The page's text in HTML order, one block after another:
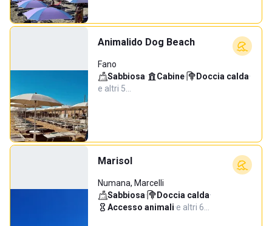
Animalido Dog Beach
Fano
Sabbiosa· Cabine· Doccia calda·
e altri 5…
Marisol
Numana, Marcelli
Sabbiosa· Doccia calda·
Accesso animali·e altri 6…